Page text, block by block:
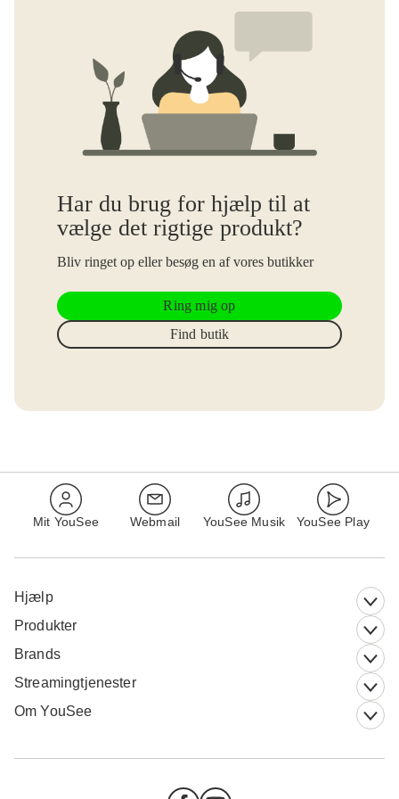
Har du brug for hjælp til at
vælge det rigtige produkt?
Bliv ringet op eller besøg en af vores butikker
Ring mig op
Find butik
Mit YouSee Webmail YouSee Musik YouSee Play
Hjælp
Produkter
Brands
Streamingtjenester
Om YouSee